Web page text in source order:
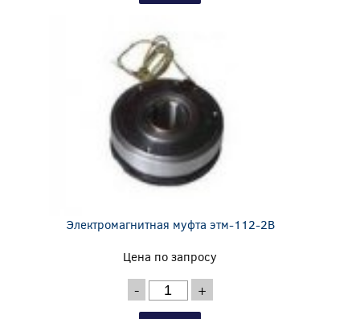
Электромагнитная муфта этм-112-2В
Цена по запросу
- +